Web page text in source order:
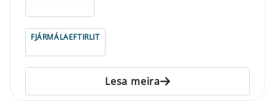
FJÁRMÁLAEFTIRLIT
Lesa meira